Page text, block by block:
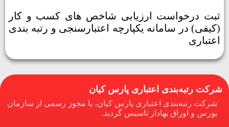
ثبت درخواست ارزیابی شاخص های کسب و کار
(کیفی) در سامانه یکپارچه اعتبارسنجی و رتبه بندی
اعتباری
شرکت رتبه‌بندی اعتباری پارس کیان
شرکت رتبه‌بندی اعتباری پارس کیان، با مجوز رسمی از سازمان
بورس و اوراق بهادار تاسیس گردید.